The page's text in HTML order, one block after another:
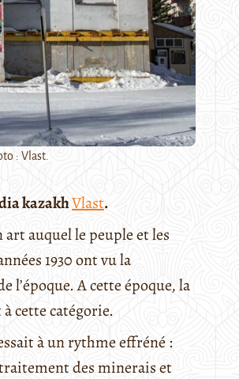
: Vlast.
kazakhVlast.
auquel le peuple et les
1930 ont vu la
l’époque. A cette époque, la
cette catégorie.
à un rythme effréné :
des minerais et